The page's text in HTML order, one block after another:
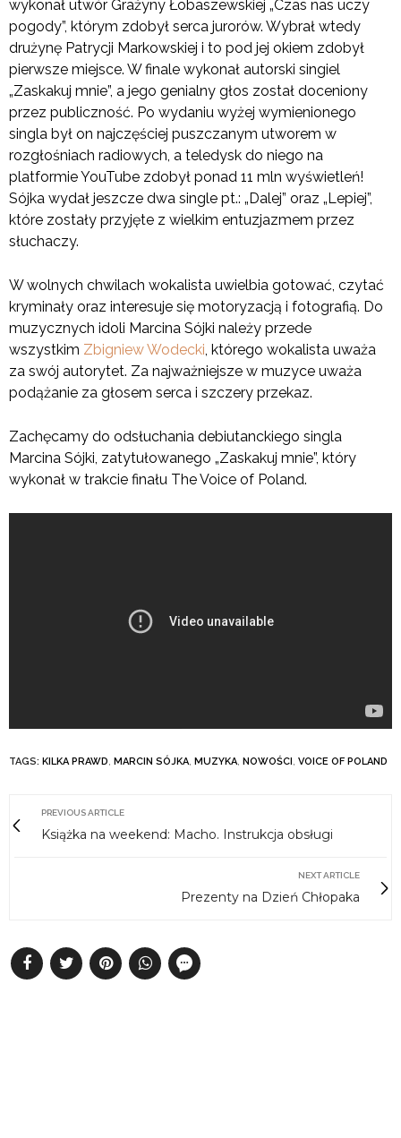
wykonał utwór Grażyny Łobaszewskiej „Czas nas uczy
pogody”, którym zdobył serca jurorów. Wybrał wtedy
drużynę Patrycji Markowskiej i to pod jej okiem zdobył
pierwsze miejsce. W finale wykonał autorski singiel
„Zaskakuj mnie”, a jego genialny głos został doceniony
przez publiczność. Po wydaniu wyżej wymienionego
singla był on najczęściej puszczanym utworem w
rozgłośniach radiowych, a teledysk do niego na
platformie YouTube zdobył ponad 11 mln wyświetleń!
Sójka wydał jeszcze dwa single pt.: „Dalej” oraz „Lepiej”,
które zostały przyjęte z wielkim entuzjazmem przez
słuchaczy.
W wolnych chwilach wokalista uwielbia gotować, czytać
kryminały oraz interesuje się motoryzacją i fotografią. Do
muzycznych idoli Marcina Sójki należy przede
wszystkim Zbigniew Wodecki, którego wokalista uważa
za swój autorytet. Za najważniejsze w muzyce uważa
podążanie za głosem serca i szczery przekaz.
Zachęcamy do odsłuchania debiutanckiego singla
Marcina Sójki, zatytułowanego „Zaskakuj mnie”, który
wykonał w trakcie finału The Voice of Poland.
TAGS: KILKA PRAWD, MARCIN SÓJKA, MUZYKA, NOWOŚCI, VOICE OF POLAND
PREVIOUS ARTICLE
Książka na weekend: Macho. Instrukcja obsługi
NEXT ARTICLE
Prezenty na Dzień Chłopaka